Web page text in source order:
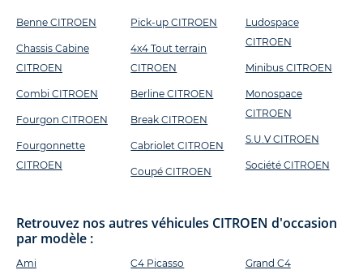
Benne CITROEN
Chassis Cabine
CITROEN
Combi CITROEN
Fourgon CITROEN
Fourgonnette
CITROEN
Pick-up CITROEN
4x4 Tout terrain
CITROEN
Berline CITROEN
Break CITROEN
Cabriolet CITROEN
Coupé CITROEN
Ludospace
CITROEN
Minibus CITROEN
Monospace
CITROEN
S.U.V CITROEN
Société CITROEN
Retrouvez nos autres véhicules CITROEN d'occasion
par modèle :
Ami C4 Picasso
Grand C4